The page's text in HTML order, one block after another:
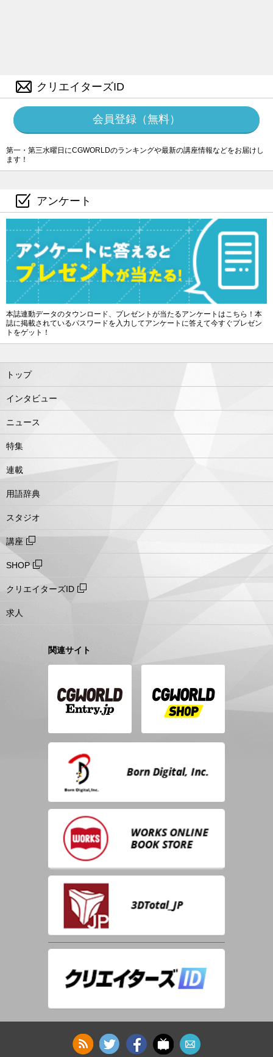
クリエイターズID
会員登録（無料）
第一・第三水曜日にCGWORLDのランキングや最新の講座情報などをお届けし
ます！
アンケート
本誌連動データのタウンロード、プレゼントが当たるアンケートはこちら！本
誌に掲載されているパスワードを入力してアンケートに答えて今すぐプレゼン
トをゲット！
トップ
インタビュー
ニュース
特集
連載
用語辞典
スタジオ
講座
SHOP
クリエイターズID
求人
関連サイト